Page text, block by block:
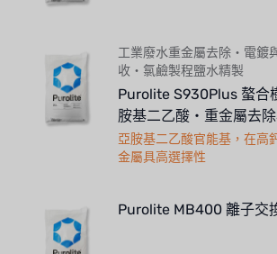
工業廢水重金屬去除・電鍍
收・氯鹼製程鹽水精製
Purolite S930Plus 螯合
胺基二乙酸・重金屬去
亞胺基二乙酸官能基，在高
金屬具高選擇性
Purolite MB400 離子交